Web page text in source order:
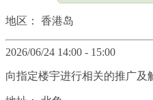
地区： 香港岛
2026/06/24 14:00 - 15:00
向指定楼宇进行相关的推广及